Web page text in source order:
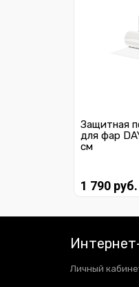
Защитная
для фар
см
1 790 руб.
Личный